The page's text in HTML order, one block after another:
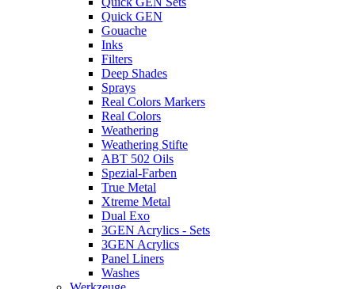
Quick GEN
Gouache
Inks
Filters
Deep Shades
Sprays
Real Colors Markers
Real Colors
Weathering
Weathering Stifte
ABT 502 Oils
Spezial-Farben
True Metal
Xtreme Metal
Dual Exo
3GEN Acrylics - Sets
3GEN Acrylics
Panel Liners
Washes